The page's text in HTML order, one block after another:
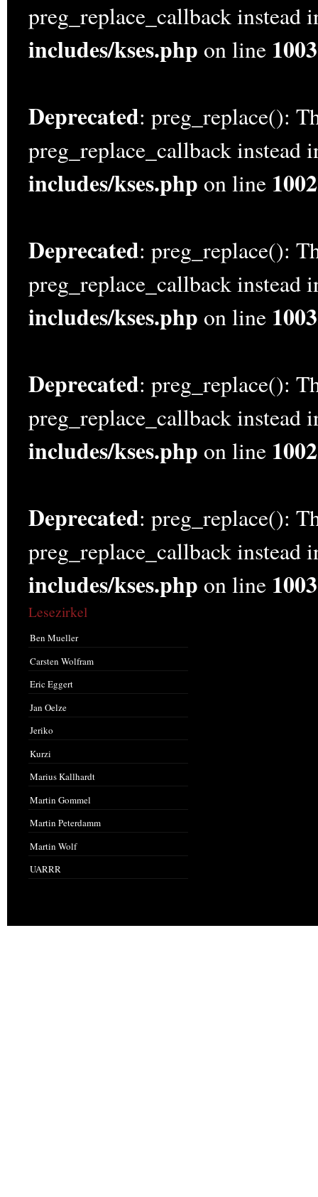
preg_replace_callback instead
includes/kses.php on line 1003
Deprecated: preg_replace():
preg_replace_callback instead
includes/kses.php on line 1002
Deprecated: preg_replace():
preg_replace_callback instead
includes/kses.php on line 1003
Deprecated: preg_replace():
preg_replace_callback instead
includes/kses.php on line 1002
Deprecated: preg_replace():
preg_replace_callback instead
includes/kses.php on line 1003
Lesezirkel
Ben Mueller
Carsten Wolfram
Eric Eggert
Jan Oelze
Jeriko
Kurzi
Marius Kallhardt
Martin Gommel
Martin Peterdamm
Martin Wolf
UARRR